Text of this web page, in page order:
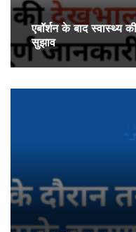
एबॉर्शन के बाद स्वास्थ्य
सुझाव